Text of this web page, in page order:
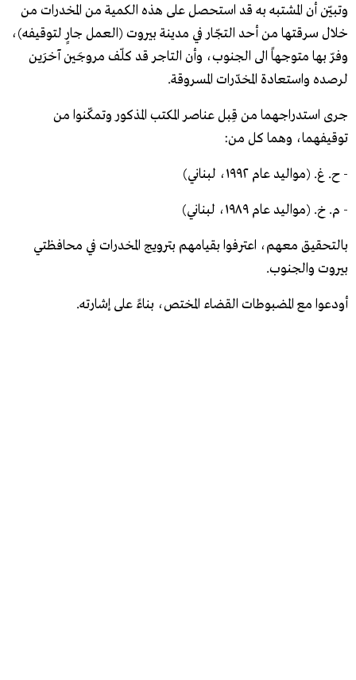
وتبيّن أن المشتبه به قد استحصل على هذه الكمية من المخدرات من
خلال سرقتها من أحد التجّار في مدينة بيروت (العمل جارٍ لتوقيفه)،
وفرّ بها متوجهاً الى الجنوب، وأن التاجر قد كلّف مروجَين آخرَين
لرصده واستعادة المخدّرات المسروقة.
جرى استدراجهما من قِبل عناصر المكتب المذكور وتمكّنوا من
توقيفهما، وهما كل من:
- ح. غ. (مواليد عام ١٩٩٢، لبناني)
- م. خ. (مواليد عام ١٩٨٩، لبناني)
بالتحقيق معهم، اعترفوا بقيامهم بترويج المخدرات في محافظتي
بيروت والجنوب.
أودعوا مع المضبوطات القضاء المختص، بناءً على إشارته.